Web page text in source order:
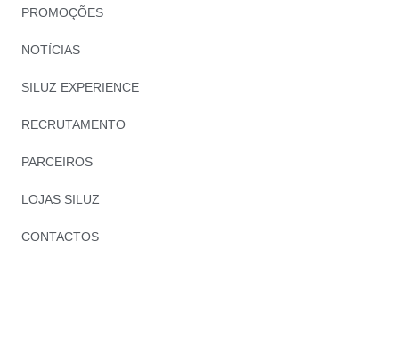
PROMOÇÕES
NOTÍCIAS
SILUZ EXPERIENCE
RECRUTAMENTO
PARCEIROS
LOJAS SILUZ
CONTACTOS